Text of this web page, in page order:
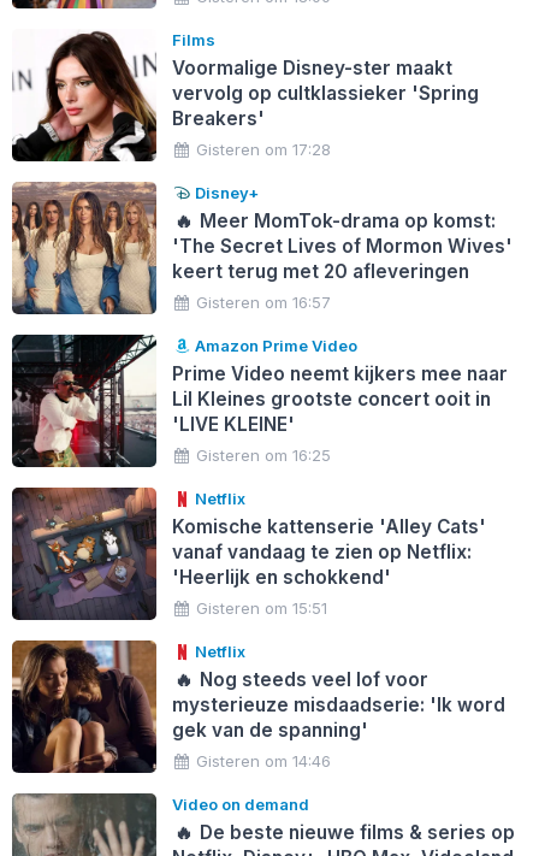
Films
Voormalige Disney-ster maakt
vervolg op cultklassieker 'Spring
Breakers'
Gisteren om 17:28
Disney+
🔥 Meer MomTok-drama op komst:
'The Secret Lives of Mormon Wives'
keert terug met 20 afleveringen
Gisteren om 16:57
Amazon Prime Video
Prime Video neemt kijkers mee naar
Lil Kleines grootste concert ooit in
'LIVE KLEINE'
Gisteren om 16:25
Netflix
Komische kattenserie 'Alley Cats'
vanaf vandaag te zien op Netflix:
'Heerlijk en schokkend'
Gisteren om 15:51
Netflix
🔥 Nog steeds veel lof voor
mysterieuze misdaadserie: 'Ik word
gek van de spanning'
Gisteren om 14:46
Video on demand
🔥 De beste nieuwe films & series op